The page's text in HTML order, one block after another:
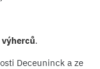
.
Deceuninck a ze